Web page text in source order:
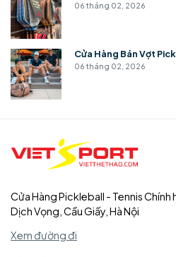
06 tháng 02, 2026
Cửa Hàng Bán Vợt
06 tháng 02, 2026
Cửa Hàng Pickleball - Tennis Chính
Dịch Vọng, Cầu Giấy, Hà Nội
Xem đường đi